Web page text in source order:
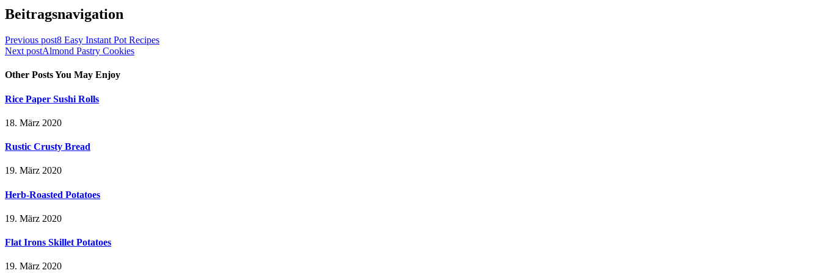
Beitragsnavigation
Previous post8 Easy Instant Pot Recipes
Next postAlmond Pastry Cookies
Other Posts You May Enjoy
Rice Paper Sushi Rolls
18. März 2020
Rustic Crusty Bread
19. März 2020
Herb-Roasted Potatoes
19. März 2020
Flat Irons Skillet Potatoes
19. März 2020